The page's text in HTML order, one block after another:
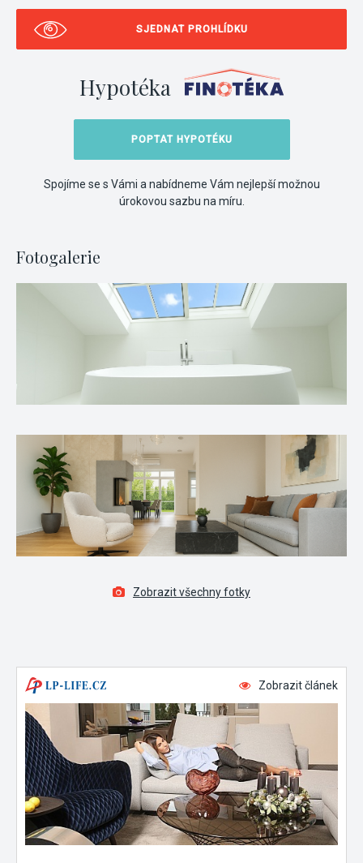
SJEDNAT PROHLÍDKU
Hypotéka
POPTAT HYPOTÉKU
Spojíme se s Vámi a nabídneme Vám nejlepší možnou
úrokovou sazbu na míru.
Fotogalerie
Zobrazit všechny fotky
Zobrazit článek